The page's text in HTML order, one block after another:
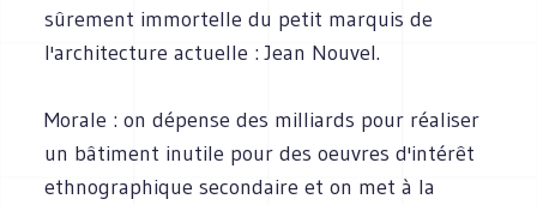
sûrement immortelle du petit marquis de
l'architecture actuelle : Jean Nouvel.
Morale : on dépense des milliards pour réaliser
un bâtiment inutile pour des oeuvres d'intérêt
ethnographique secondaire et on met à la